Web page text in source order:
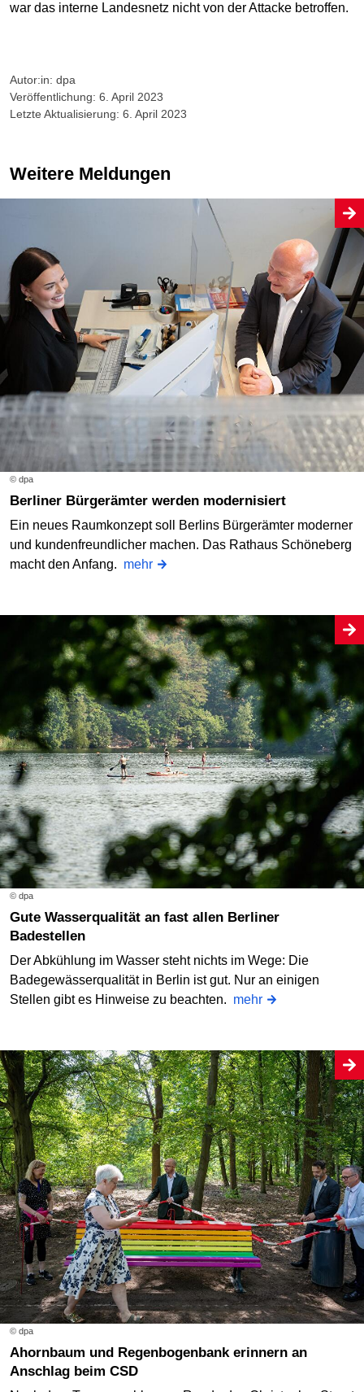
war das interne Landesnetz nicht von der Attacke betroffen.
Autor:in: dpa
Veröffentlichung: 6. April 2023
Letzte Aktualisierung: 6. April 2023
Weitere Meldungen
© dpa
Berliner Bürgerämter werden modernisiert
Ein neues Raumkonzept soll Berlins Bürgerämter moderner
und kundenfreundlicher machen. Das Rathaus Schöneberg
macht den Anfang. mehr
© dpa
Gute Wasserqualität an fast allen Berliner
Badestellen
Der Abkühlung im Wasser steht nichts im Wege: Die
Badegewässerqualität in Berlin ist gut. Nur an einigen
Stellen gibt es Hinweise zu beachten. mehr
© dpa
Ahornbaum und Regenbogenbank erinnern an
Anschlag beim CSD